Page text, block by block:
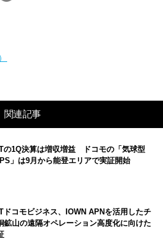
関連記事
の1Q決算は増収増益 ドコモの「気球型
」は9月から能登エリアで実証開始
ドコモビジネス、IOWN APNを活用したチ
鉱山の遠隔オペレーション高度化に向けた